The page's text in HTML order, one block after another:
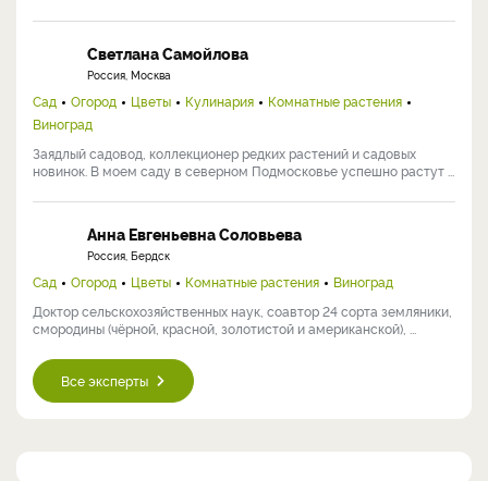
Светлана Самойлова
Россия, Москва
Сад Огород Цветы Кулинария
Комнатные растения
Виноград
Заядлый садовод, коллекционер редких растений и садовых
новинок. В моем саду в северном Подмосковье успешно растут ...
Анна Евгеньевна Соловьева
Россия, Бердск
Сад Огород Цветы Комнатные растения
Виноград
Доктор сельскохозяйственных наук, соавтор 24 сорта земляники,
смородины (чёрной, красной, золотистой и американской), ...
Все эксперты